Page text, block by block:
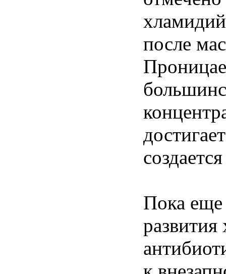
после
Пока еще